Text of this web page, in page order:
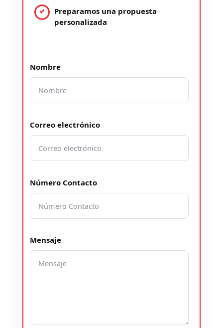
Preparamos una propuesta
personalizada
Nombre
Correo electrónico
Número Contacto
Mensaje